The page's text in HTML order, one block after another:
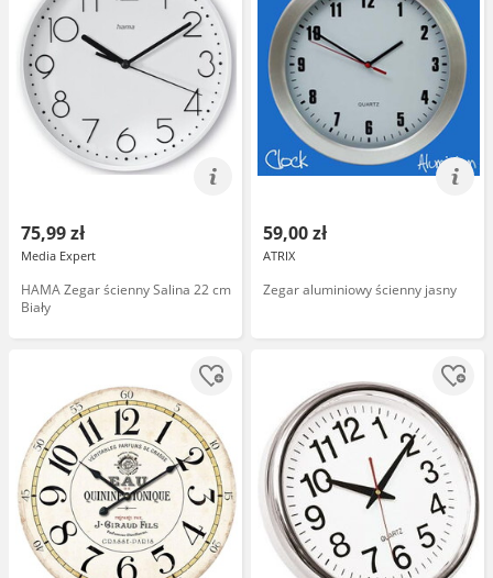
75,99 zł
Media Expert
HAMA Zegar ścienny Salina 22 cm
Biały
59,00 zł
ATRIX
Zegar aluminiowy ścienny jasny